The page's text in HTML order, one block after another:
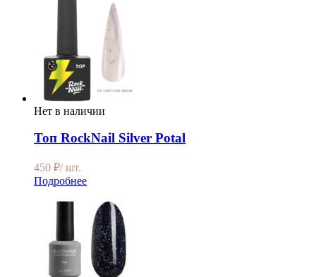
Нет в наличии
Топ RockNail Silver Potal
450 ₽/ шт.
Подробнее